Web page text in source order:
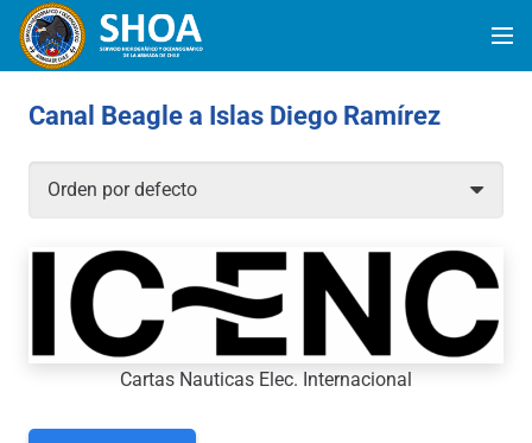
Canal Beagle a Islas Diego Ramírez
Cartas Nauticas Elec. Internacional